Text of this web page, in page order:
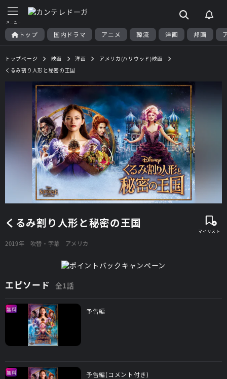
トップ 国内ドラマ アニメ 韓流 洋画 邦画
トップページ 映画 洋画
アメリカ(ハリウッド)映画
くるみ割り人形と秘密の王国
くるみ割り人形と秘密の王国
2019年 吹替・字幕 アメリカ
エピソード 全1話
無料 予告編
無料 予告編(コメント付き)